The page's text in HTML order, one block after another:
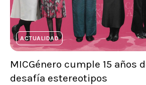
ACTUALIDAD
MICGénero cumple 15 años
desafía estereotipos